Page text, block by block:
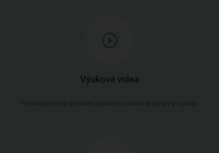
Výuková videa
Podívejte se na ovládání a práci s našimi programy v praxi.